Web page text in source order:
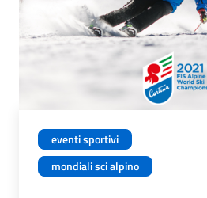
eventi sportivi
mondiali sci alpino